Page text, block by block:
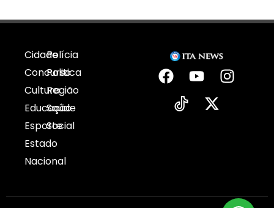
Cidade
Concurso
Cultura
Educação
Esporte
Estado
Nacional
Polícia
Politica
Região
Saúde
Social